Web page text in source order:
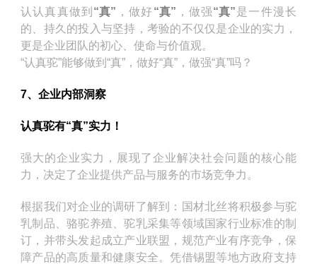
认认真真做到 “真” ，做好“真” ，做强“真”是一件漫长
的、持久的投入与坚持，考验的不仅仅是企业的实力，
更是企业团队的初心、使命与价值观。
“认真驼”能够做到“真”，做好“真”，做强“真”吗？
7、企业内部洞察
认真驼有“真”实力！
强大的企业实力，展现了企业解决社会问题的核心能
力，决定了企业提供产品与服务的市场竞争力。
根据我们对企业的调研了解到：国材北丝将积极参与驼
乳制品、骆驼养殖、驼乳采集等领域国家行业标准的制
订，并带头发起成立产业联盟，规范产业有序竞争，保
障产品的高质量和健康安全。凭借锡盟等地方政府支持